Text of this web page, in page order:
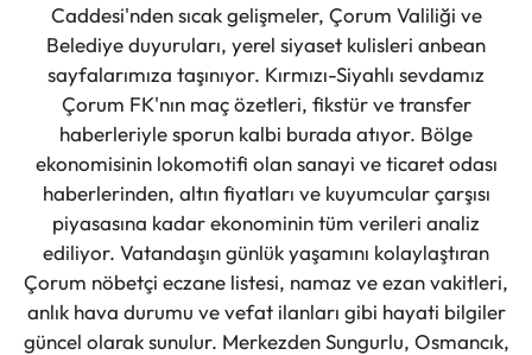
Caddesi'nden sıcak gelişmeler, Çorum Valiliği ve
Belediye duyuruları, yerel siyaset kulisleri anbean
sayfalarımıza taşınıyor. Kırmızı-Siyahlı sevdamız
Çorum FK'nın maç özetleri, fikstür ve transfer
haberleriyle sporun kalbi burada atıyor. Bölge
ekonomisinin lokomotifi olan sanayi ve ticaret odası
haberlerinden, altın fiyatları ve kuyumcular çarşısı
piyasasına kadar ekonominin tüm verileri analiz
ediliyor. Vatandaşın günlük yaşamını kolaylaştıran
Çorum nöbetçi eczane listesi, namaz ve ezan vakitleri,
anlık hava durumu ve vefat ilanları gibi hayati bilgiler
güncel olarak sunulur. Merkezden Sungurlu, Osmancık,